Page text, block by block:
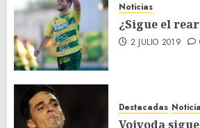
Noticias
¿Sigue el
2 JULIO 2019
Destacadas
Vojvoda